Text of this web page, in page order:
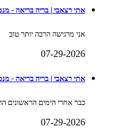
אתי רצאבי | בריה בריאה -
אני מרגישה הרבה יותר טוב
07-29-2026
אתי רצאבי | בריה בריאה -
כבר אחרי הימים הראשונים
07-29-2026